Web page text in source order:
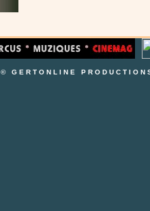
© GERTONLINE